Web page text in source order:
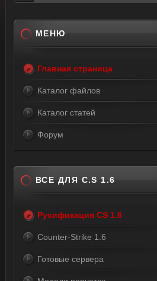
МЕНЮ
Главная страница
Каталог файлов
Каталог статей
Форум
ВСЕ ДЛЯ C.S 1.6
Русификация CS 1.6
Counter-Strike 1.6
Готовые сервера